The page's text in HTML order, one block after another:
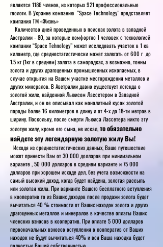
являются 1186 членов, из которых 921 профессиональные
геологи. В Украине компанию “Space Technology” представляет
компания ТМ «Жизнь»
Количество дней проведенных в поисках золота в западной
Австралии - 80, за которые комфортно 1 человек с технологией
компании “Space Tehnology” может исследовать участок в 1 кв
километр, где среднестатистически может залегать от 600 г до
1.5 кг (1кг в среднем) золота в самородках, а возможно, тонны
золота и других драгоценных промышленных ископаемых, в
случае открытия на Вашем участке месторождения металлов и
других минералов. В Австралии давно существует легенда о
золотой жиле, найденной Льюисом Лассетером в Западной
Австралии, и он ее описывал как монолитный кусок золотой
породы более 16 километров в длину и от 4-х до 18-ти метров в
ширину. Поскольку, после смерти Льюиса Лассетера никто эту
золотую жилу, кроме его сына, не искал,то обязательно
найдете эту легендарную золотую жилу Вы!
Исходя из среднестатистических данных, Ваше путешествие
может принести Вам от 30 000 долларов при минимальном
варианте , 50 000 долларов в среднем варианте и 75 000
долларов при хорошем исходе дел, без учета возможности на
самый высокий доход, когда будет найдена, золотая рассыпь
или золотая жила. При варианте Вашего бесплатного вступления
в кооператив то из Ваших доходов после продажи золота будет
вычитаться 40 % стоимости от Ваших находок золота и других
драгоценных металлов и минералов в качестве оплаты Ваших
членских взносов в кооператив. При оплате 5 000 долларов
первоначальных взносов вступления в кооператив от Ваших
находок не будут вычитаться 40% и вся Ваша находка будет